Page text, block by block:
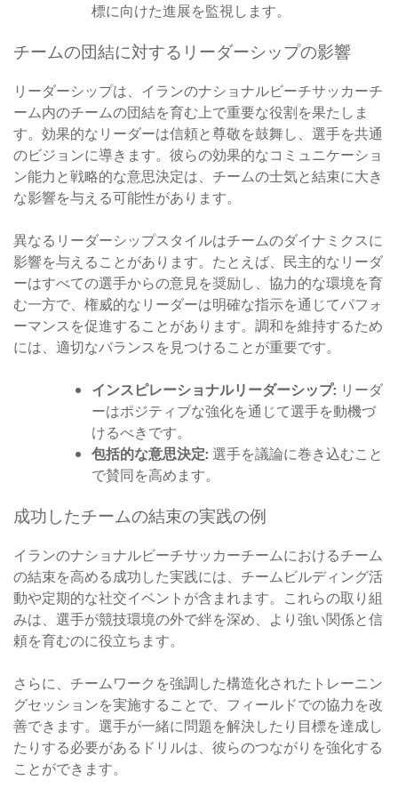
標に向けた進展を監視します。
チームの団結に対するリーダーシップの影響
リーダーシップは、イランのナショナルビーチサッカーチ
ーム内のチームの団結を育む上で重要な役割を果たしま
す。効果的なリーダーは信頼と尊敬を鼓舞し、選手を共通
のビジョンに導きます。彼らの効果的なコミュニケーショ
ン能力と戦略的な意思決定は、チームの士気と結束に大き
な影響を与える可能性があります。
異なるリーダーシップスタイルはチームのダイナミクスに
影響を与えることがあります。たとえば、民主的なリーダ
ーはすべての選手からの意見を奨励し、協力的な環境を育
む一方で、権威的なリーダーは明確な指示を通じてパフォ
ーマンスを促進することがあります。調和を維持するため
には、適切なバランスを見つけることが重要です。
インスピレーショナルリーダーシップ: リーダ
ーはポジティブな強化を通じて選手を動機づ
けるべきです。
包括的な意思決定: 選手を議論に巻き込むこと
で賛同を高めます。
成功したチームの結束の実践の例
イランのナショナルビーチサッカーチームにおけるチーム
の結束を高める成功した実践には、チームビルディング活
動や定期的な社交イベントが含まれます。これらの取り組
みは、選手が競技環境の外で絆を深め、より強い関係と信
頼を育むのに役立ちます。
さらに、チームワークを強調した構造化されたトレーニン
グセッションを実施することで、フィールドでの協力を改
善できます。選手が一緒に問題を解決したり目標を達成し
たりする必要があるドリルは、彼らのつながりを強化する
ことができます。